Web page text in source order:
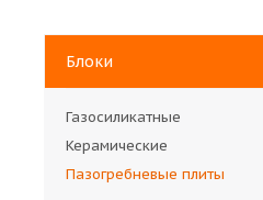
Блоки
Газосиликатные
Керамические
Пазогребневые плиты